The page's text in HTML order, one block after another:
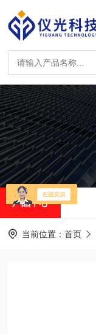
产品中心
当前位置： 首页